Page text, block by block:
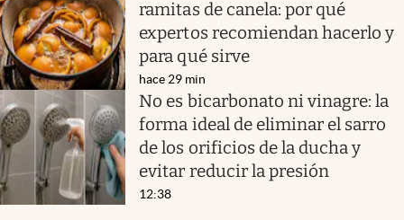
ramitas de canela: por qué
expertos recomiendan hacerlo y
para qué sirve
hace 29 min
No es bicarbonato ni vinagre: la
forma ideal de eliminar el sarro
de los orificios de la ducha y
evitar reducir la presión
12:38